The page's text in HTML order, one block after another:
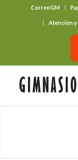
CorreoGM
Atención y